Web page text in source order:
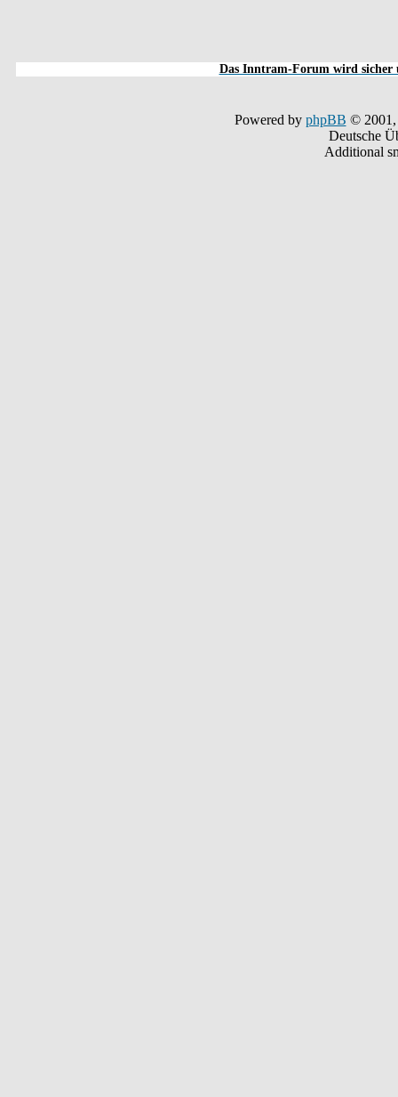
Das Inntram-Forum wird sicher
Powered by phpBB © 2001,
Deutsche
Additional